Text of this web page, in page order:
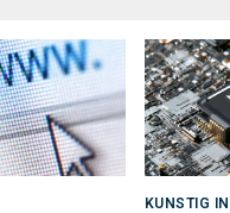
KUNSTIG